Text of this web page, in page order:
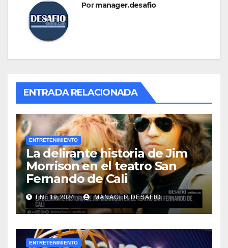
Pormanager.desafio
ENTRADA RELACIONADA
ENTRETENIMIENTO
La delirante historia de Jim
Morrison en el teatro San
Fernando de Cali
ENE 19, 2024 MANAGER.DESAFIO
ENTRETENIMIENTO